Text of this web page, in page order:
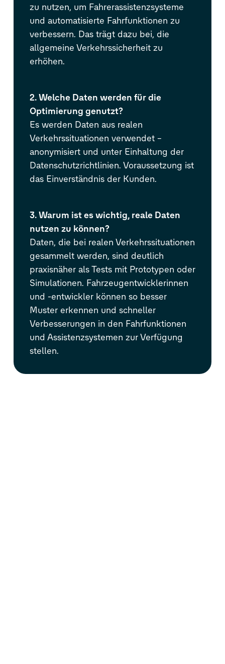
zu nutzen, um Fahrerassistenzsysteme
und automatisierte Fahrfunktionen zu
verbessern. Das trägt dazu bei, die
allgemeine Verkehrssicherheit zu
erhöhen.
2. Welche Daten werden für die
Optimierung genutzt?
Es werden Daten aus realen
Verkehrssituationen verwendet –
anonymisiert und unter Einhaltung der
Datenschutzrichtlinien. Voraussetzung ist
das Einverständnis der Kunden.
3. Warum ist es wichtig, reale Daten
nutzen zu können?
Daten, die bei realen Verkehrssituationen
gesammelt werden, sind deutlich
praxisnäher als Tests mit Prototypen oder
Simulationen. Fahrzeugentwicklerinnen
und -entwickler können so besser
Muster erkennen und schneller
Verbesserungen in den Fahrfunktionen
und Assistenzsystemen zur Verfügung
stellen.